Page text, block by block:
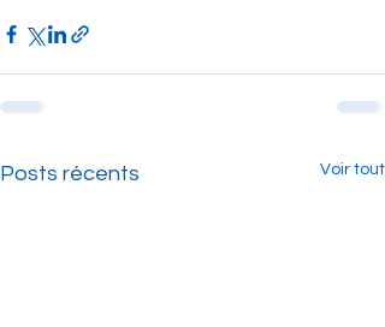
Posts récents Voir tout